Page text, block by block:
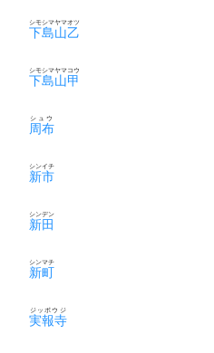
下島山乙
シモシマヤマオツ
下島山甲
シモシマヤマコウ
周布
シュウ
新市
シンイチ
新田
シンデン
新町
シンマチ
実報寺
ジッポウジ